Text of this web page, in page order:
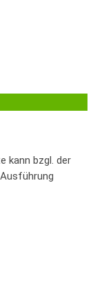
kann bzgl. der